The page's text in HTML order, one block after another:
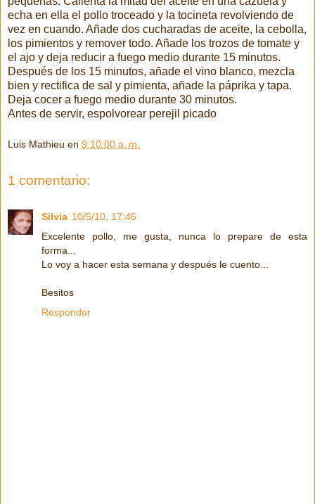
echa en ella el pollo troceado y la tocineta revolviendo de
vez en cuando. Añade dos cucharadas de aceite, la cebolla,
los pimientos y remover todo. Añade los trozos de tomate y
el ajo y deja reducir a fuego medio durante 15 minutos.
Después de los 15 minutos, añade el vino blanco, mezcla
bien y rectifica de sal y pimienta, añade la páprika y tapa.
Deja cocer a fuego medio durante 30 minutos.
Antes de servir, espolvorear perejil picado
Luis Mathieu en 9:10:00 a. m.
1 comentario:
Silvia 10/5/10, 17:46
Excelente pollo, me gusta, nunca lo prepare de esta
forma...
Lo voy a hacer esta semana y después le cuento...
Besitos
Responder